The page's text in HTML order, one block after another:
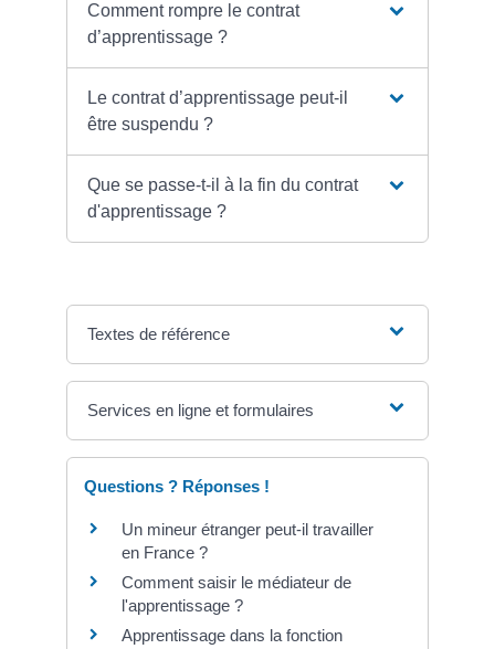
Comment rompre le contrat
d’apprentissage ?
Le contrat d’apprentissage peut-il
être suspendu ?
Que se passe-t-il à la fin du contrat
d'apprentissage ?
Textes de référence
Services en ligne et formulaires
Questions ? Réponses !
Un mineur étranger peut-il travailler
en France ?
Comment saisir le médiateur de
l'apprentissage ?
Apprentissage dans la fonction